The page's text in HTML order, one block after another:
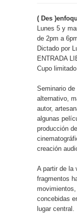
( Des
Lunes 5 y
de 2pm a
Dictado por
ENTRADA
Cupo limitado
Seminario
alternativo,
autor,
algunas
producción
creación
A partir de la
fragmentos
concebidas
lugar central.